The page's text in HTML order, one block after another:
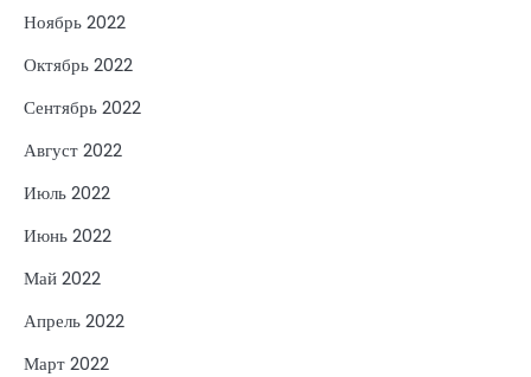
Ноябрь 2022
Октябрь 2022
Сентябрь 2022
Август 2022
Июль 2022
Июнь 2022
Май 2022
Апрель 2022
Март 2022